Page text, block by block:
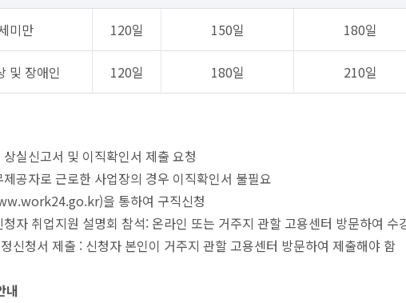
미만 120일 150일 180일
및 장애인 120일 180일 210일
실신고서 및 이직확인서 제출 요청
제공자로 근로한 사업장의 경우 이직확인서 불필요
을 통하여 구직신청
자 취업지원 설명회 참석: 온라인 또는 거주지 관할 고용센터 방문하여 수
신청서 제출 : 신청자 본인이 거주지 관할 고용센터 방문하여 제출해야 함
내